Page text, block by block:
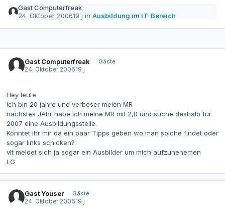
Gast Computerfreak
24. Oktober 200619 j inAusbildung im IT-Bereich
Gast Computerfreak
Gäste
24. Oktober 200619 j
Hey leute
ich bin 20 jahre und verbeser meien MR
nächstes JAhr habe ich meine MR mit 2,0 und suche deshalb für
2007 eine Ausbildungsstelle.
Könntet ihr mir da ein paar Tipps geben wo man solche findet oder
sogar links schicken?
vlt meldet sich ja sogar ein Ausbilder um mich aufzunehemen
LG
Gast Youser
Gäste
24. Oktober 200619 j